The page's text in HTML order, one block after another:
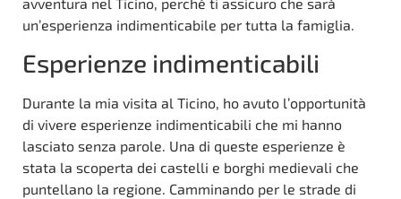
un’esperienza indimenticabile per tutta la famiglia.
Esperienze indimenticabili
Durante la mia visita al Ticino, ho avuto l’opportunità
di vivere esperienze indimenticabili che mi hanno
lasciato senza parole. Una di queste esperienze è
stata la scoperta dei castelli e borghi medievali che
puntellano la regione. Camminando per le strade di